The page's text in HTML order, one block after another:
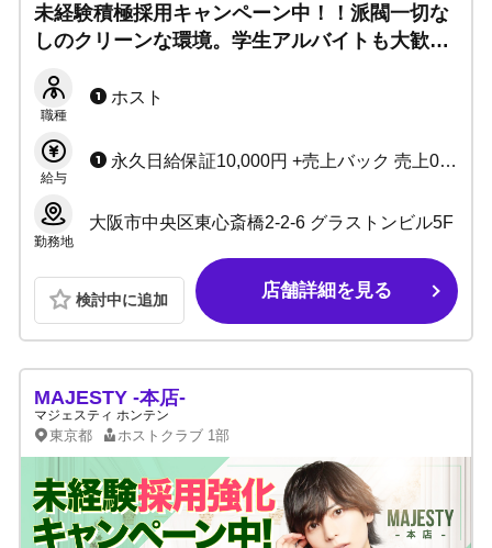
未経験積極採用キャンペーン中！！派閥一切な
しのクリーンな環境。学生アルバイトも大歓
出す分だけ稼げる◎
職種
ホスト
給与
永久日給保証10,000円 +売上バック 売上0でも月給25万円 ●歩合57％～最大75% ●各種ボーナス/手当あり ●日払いOK
勤務地
大阪市中央区東心斎橋2-2-6 グラストンビル5F
検討中に追加 店舗詳細を見る
MAJESTY -本店-
マジェスティ ホンテン
東京都 ホストクラブ 1部